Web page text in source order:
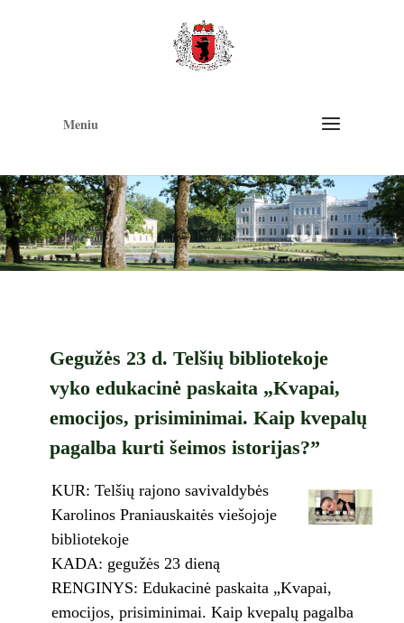
Meniu
Gegužės 23 d. Telšių bibliotekoje
vyko edukacinė paskaita „Kvapai,
emocijos, prisiminimai. Kaip kvepalų
pagalba kurti šeimos istorijas?”
KUR: Telšių rajono savivaldybės
Karolinos Praniauskaitės viešojoje
bibliotekoje
KADA: gegužės 23 dieną
RENGINYS: Edukacinė paskaita „Kvapai,
emocijos, prisiminimai. Kaip kvepalų pagalba